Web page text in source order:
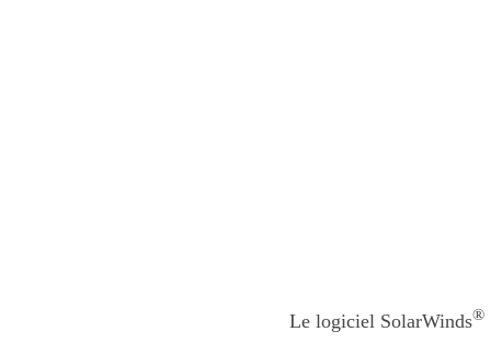
Le logiciel SolarWinds®